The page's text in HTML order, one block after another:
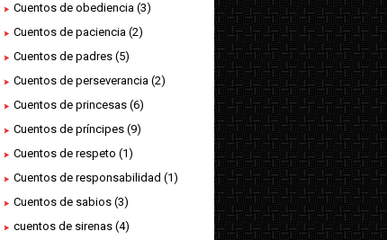
Cuentos de obediencia (3)
Cuentos de paciencia (2)
Cuentos de padres (5)
Cuentos de perseverancia (2)
Cuentos de princesas (6)
Cuentos de príncipes (9)
Cuentos de respeto (1)
Cuentos de responsabilidad (1)
Cuentos de sabios (3)
cuentos de sirenas (4)